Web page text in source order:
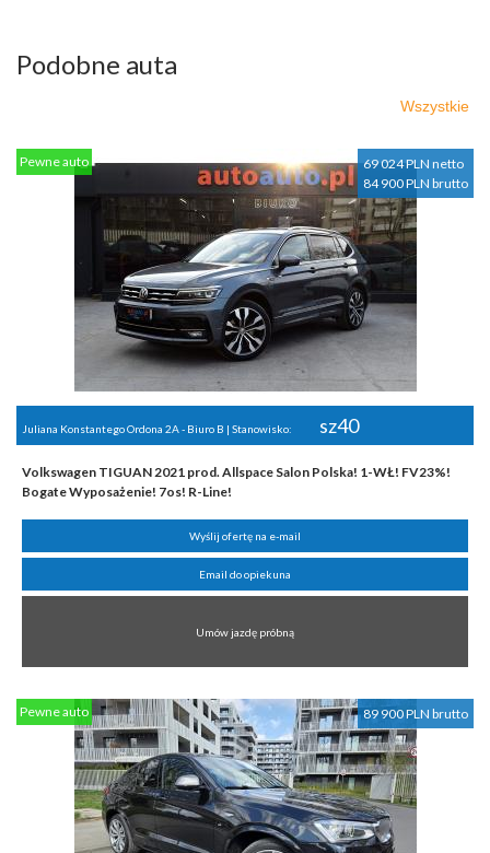
Podobne auta
Wszystkie
69 024 PLN netto
84 900 PLN brutto
Pewne auto
Juliana Konstantego Ordona 2A - Biuro B | Stanowisko: sz40
Volkswagen TIGUAN 2021 prod. Allspace Salon Polska! 1-WŁ! FV23%!
Bogate Wyposażenie! 7os! R-Line!
Wyślij ofertę na e-mail
Email do opiekuna
Umów jazdę próbną
89 900 PLN brutto
Pewne auto